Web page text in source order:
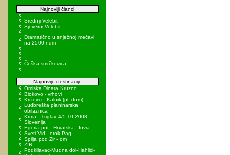
Najnoviji članci
Srednji Velebit
Sjeverni Velebit
Dramatično u snježnoj mećavi
na 2500 ndm
Češka smrčkovica
Najnovije destinacije
Omiska Dinara Kruzno
Biokovo - vrhovi
Križevci - Kalnik (pl. dom)
Ludbreška planinarska
obilaznica
Krma - Triglav 4/5.10.2008
Slovenija
Egeria put - Hrvatska - Iovia
Sveti Vid - otok Pag
Spilja pod Zir - om
ZIR
Podkilavac-Mudna dol-Hahlići-